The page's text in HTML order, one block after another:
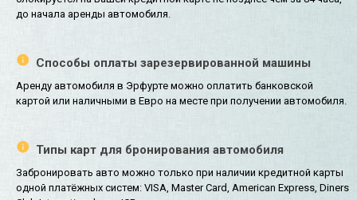
до начала аренды автомобиля.
Способы оплаты зарезервированной машины
Аренду автомобиля в Эрфурте можно оплатить банковской
картой или наличными в Евро на месте при получении автомобиля.
Типы карт для бронирования автомобиля
Забронировать авто можно только при наличии кредитной карты
одной платёжных систем: VISA, Master Card, American Express, Diners